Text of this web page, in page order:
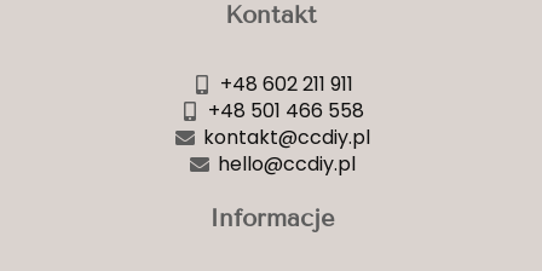
Kontakt
+48 602 211 911
+48 501 466 558
kontakt@ccdiy.pl
hello@ccdiy.pl
Informacje